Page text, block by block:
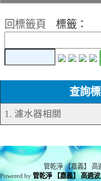
回標籤頁
標籤：
查詢
1. 濾水器相關
管乾淨 【嘉義】 高
Powered by管乾淨 【嘉義】 高週